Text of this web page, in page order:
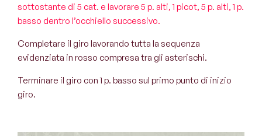
sottostante di 5 cat. e lavorare 5 p. alti, 1 picot, 5 p. alti, 1 p.
basso dentro l’occhiello successivo.
Completare il giro lavorando tutta la sequenza
evidenziata in rosso compresa tra gli asterischi.
Terminare il giro con 1 p. basso sul primo punto di inizio
giro.